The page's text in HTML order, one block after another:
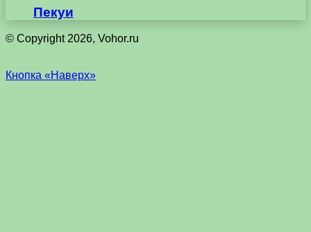
Пекуи
© Copyright 2026, Vohor.ru
Кнопка «Наверх»